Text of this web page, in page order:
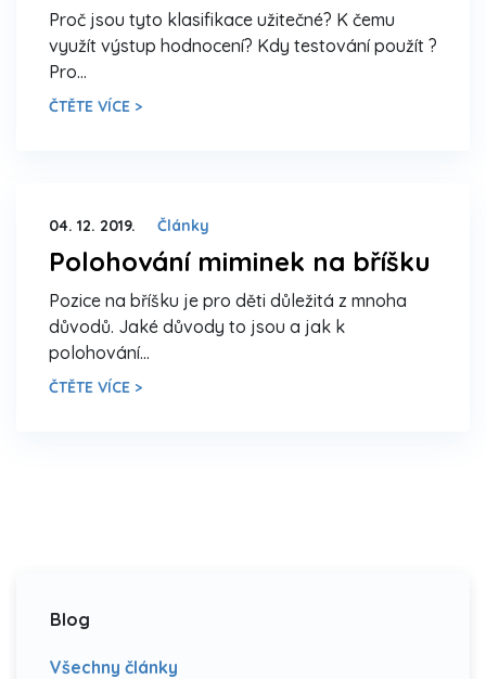
Blog
Všechny články
Proč jsou tyto klasifikace užitečné? K čemu
využít výstup hodnocení? Kdy testování použít ?
Pro…
ČTĚTE VÍCE >
04. 12. 2019. Články
Polohování miminek na bříšku
Pozice na bříšku je pro děti důležitá z mnoha
důvodů. Jaké důvody to jsou a jak k
polohování…
ČTĚTE VÍCE >